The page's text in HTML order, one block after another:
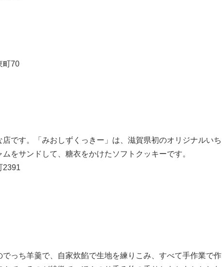
町70
です。「みおしずくっきー」は、滋賀県初のオリジナルいち
をサンドして、糖衣をかけたソフトクッキーです。
2391
っち羊羹で、自家炊餡で生地を練りこみ、すべて手作業で作